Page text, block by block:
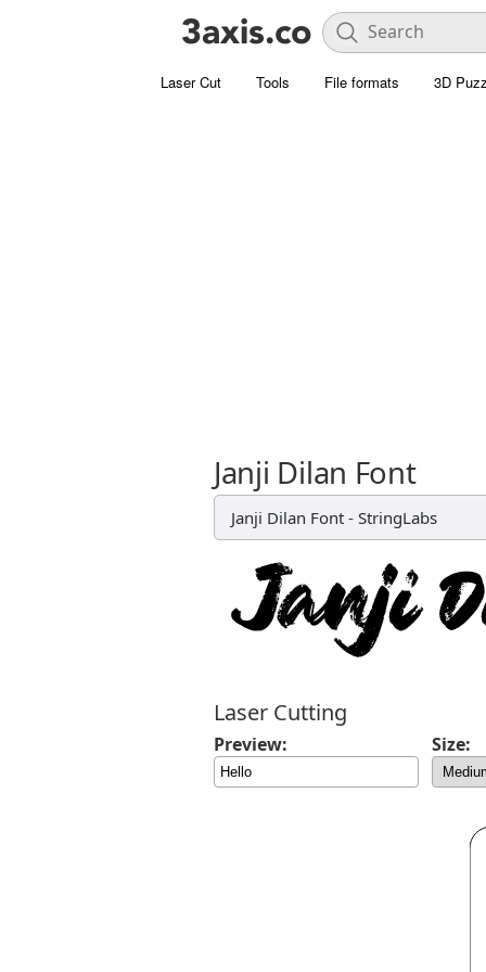
Laser Cut Tools File formats 3D
Janji Dilan Font
Janji Dilan Font - StringLabs
Laser Cutting
Preview: Size: